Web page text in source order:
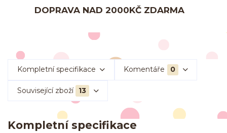
DOPRAVA NAD 2000KČ ZDARMA
Kompletní specifikace Komentáře 0
Související zboží 13
Kompletní specifikace